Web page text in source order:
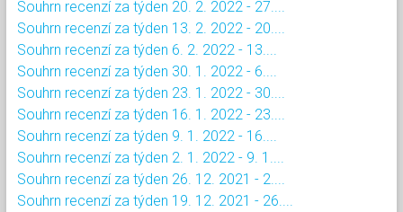
Souhrn recenzí za týden 20. 2. 2022 - 27....
Souhrn recenzí za týden 13. 2. 2022 - 20....
Souhrn recenzí za týden 6. 2. 2022 - 13....
Souhrn recenzí za týden 30. 1. 2022 - 6....
Souhrn recenzí za týden 23. 1. 2022 - 30....
Souhrn recenzí za týden 16. 1. 2022 - 23....
Souhrn recenzí za týden 9. 1. 2022 - 16....
Souhrn recenzí za týden 2. 1. 2022 - 9. 1....
Souhrn recenzí za týden 26. 12. 2021 - 2....
Souhrn recenzí za týden 19. 12. 2021 - 26....